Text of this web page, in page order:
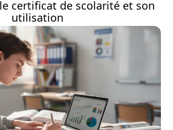
certificat de scolarité et son
utilisation